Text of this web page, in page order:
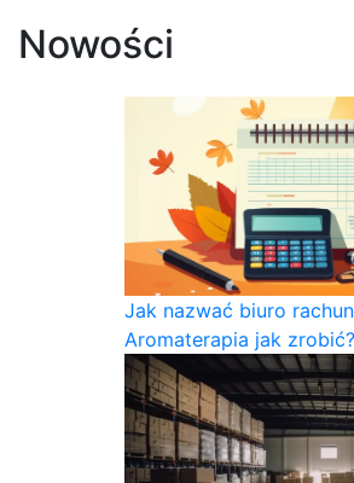
Nowości
Jak nazwać biuro
Aromaterapia jak zrobić?